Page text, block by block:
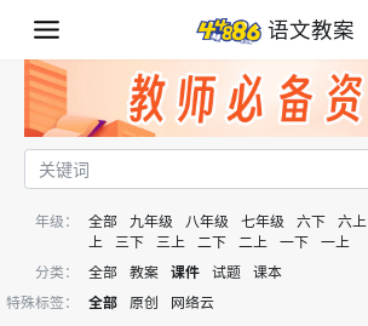
语文教案
年级： 全部 九年级 八年级 七年级 六下 六上
上
三下 三上 二下 二上 一下
一上
分类：
全部 教案 课件 试题
课本
特殊标签：
全部 原创 网络云